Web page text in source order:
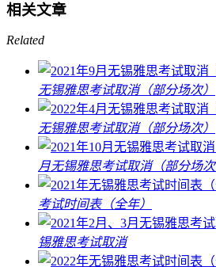
相关文章
Related
无锡雅思考试取消（部分场次）
无锡雅思考试取消（部分场次）
月无锡雅思考试取消（部分场次
考试时间表（全年）
锡雅思考试取消